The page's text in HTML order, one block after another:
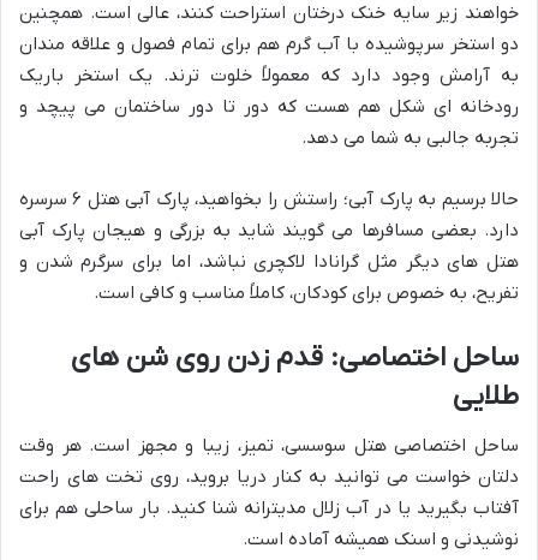
خواهند زیر سایه خنک درختان استراحت کنند، عالی است. همچنین
دو استخر سرپوشیده با آب گرم هم برای تمام فصول و علاقه مندان
به آرامش وجود دارد که معمولاً خلوت ترند. یک استخر باریک
رودخانه ای شکل هم هست که دور تا دور ساختمان می پیچد و
تجربه جالبی به شما می دهد.
حالا برسیم به پارک آبی؛ راستش را بخواهید، پارک آبی هتل ۶ سرسره
دارد. بعضی مسافرها می گویند شاید به بزرگی و هیجان پارک آبی
هتل های دیگر مثل گرانادا لاکچری نباشد، اما برای سرگرم شدن و
تفریح، به خصوص برای کودکان، کاملاً مناسب و کافی است.
ساحل اختصاصی: قدم زدن روی شن های
طلایی
ساحل اختصاصی هتل سوسسی، تمیز، زیبا و مجهز است. هر وقت
دلتان خواست می توانید به کنار دریا بروید، روی تخت های راحت
آفتاب بگیرید یا در آب زلال مدیترانه شنا کنید. بار ساحلی هم برای
نوشیدنی و اسنک همیشه آماده است.